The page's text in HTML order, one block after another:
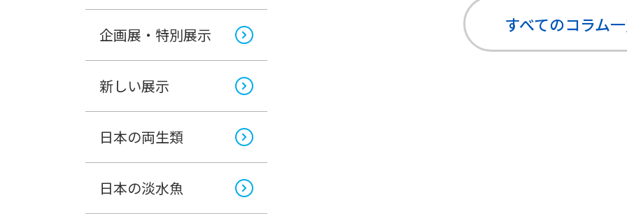
企画展・特別展示
新しい展示
日本の両生類
日本の淡水魚
すべてのコラム